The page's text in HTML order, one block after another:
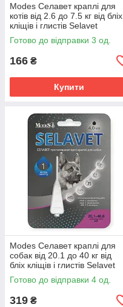
Modes Селавет краплі для
котів від 2.6 до 7.5 кг від бліх
кліщів і глистів Selavet
протипаразитарний засіб
Готово до відправки 3 од.
166 ₴
Купити
Modes Селавет краплі для
собак від 20.1 до 40 кг від
бліх кліщів і глистів Selavet
протипаразитарний засіб
Готово до відправки 4 од.
319 ₴